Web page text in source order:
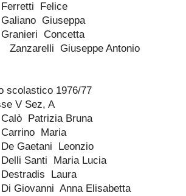
Felice
Giuseppa
Concetta
Giuseppe Antonio
scolastico 1976/77
V Sez, A
Patrizia Bruna
Maria
Gaetani Leonzio
Santi Maria Lucia
Laura
Giovanni Anna Elisabetta